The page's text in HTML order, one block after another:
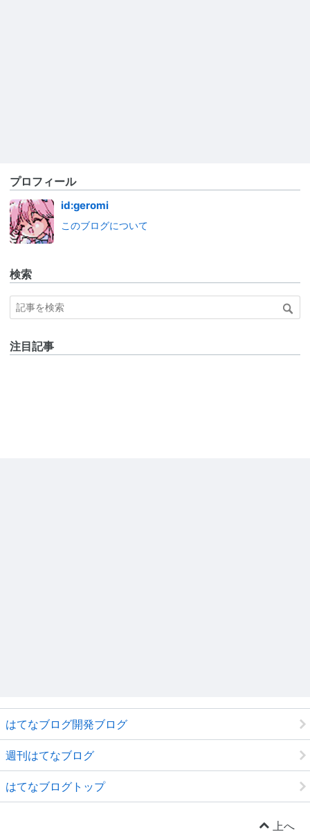
プロフィール
id:geromi
このブログについて
検索
注目記事
はてなブログ開発ブログ
週刊はてなブログ
はてなブログトップ
上へ